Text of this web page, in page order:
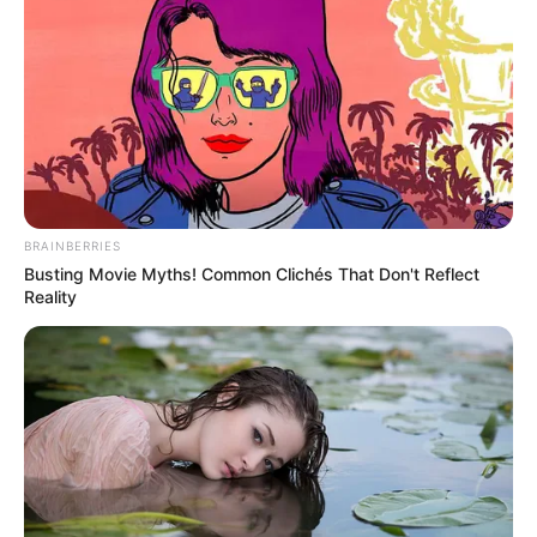
(2018), sebagai Lenita
(2018), sebagai Sinta
Isyarat (Segmen: Flora)(2013), sebagai Flora
Cahaya Kecil(2013), sebagai Saskia
Langit Ke-7 (2012), sebagai Dania
Sinetron
Cinta dan Rahasia
Oh Ternyata Episode: Tersesat di Basement(2013)
Malam Minggu Miko(2012), sebagai Luna
Web Series
Second Account(2024)
BRAINBERRIES
Busting Movie Myths! Common Clichés That Don't Reflect
Reality